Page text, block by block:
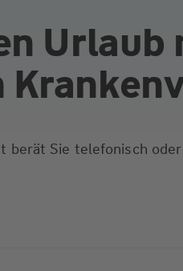
berät Sie telefonisch